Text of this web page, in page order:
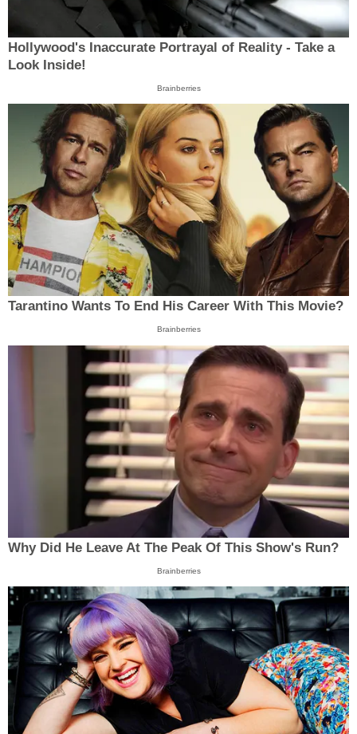
Hollywood's Inaccurate Portrayal of Reality - Take a
Look Inside!
Brainberries
Tarantino Wants To End His Career With This Movie?
Brainberries
Why Did He Leave At The Peak Of This Show's Run?
Brainberries